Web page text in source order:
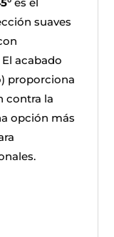
suaves
acabado
proporciona
contra la
opción más